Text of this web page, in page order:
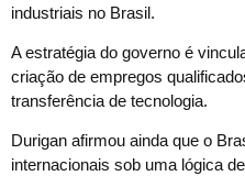
industriais no Brasil.
A estratégia do governo é
criação de empregos
transferência de tecnologia.
Durigan afirmou ainda que o
internacionais sob uma lógica